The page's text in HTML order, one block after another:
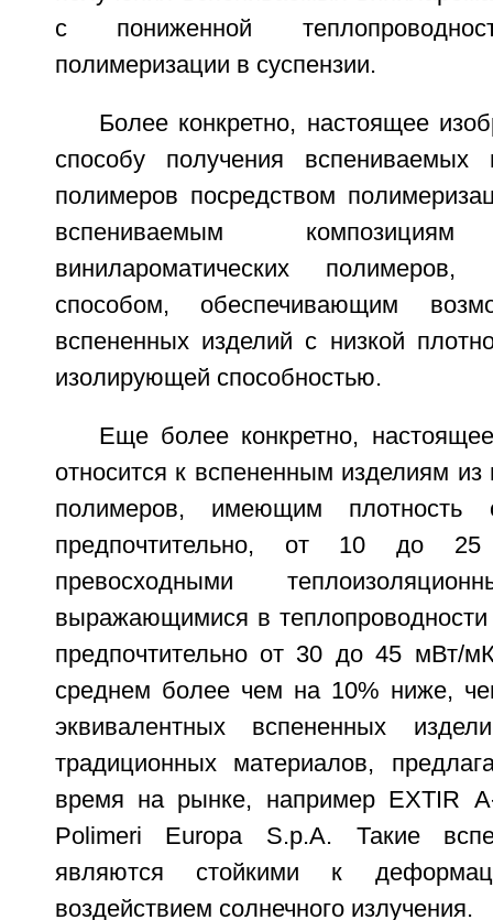
с пониженной
полимеризации в суспензии.
Более конкретно, настоящее
способу получения вспениваемых
полимеров посредством
вспениваемым
винилароматических
способом, обеспечивающим
вспененных изделий с низкой
изолирующей способностью.
Еще более конкретно,
относится к вспененным изделиям из
полимеров, имеющим
предпочтительно, от 10 до
превосходными
выражающимися в
предпочтительно от 30 до 45 мВт/
среднем более чем на 10% ниже,
эквивалентных вспененных
традиционных материалов,
время на рынке, например EXTIR
Polimeri Europa S.p.A. Такие
являются стойкими к
воздействием солнечного излучения.